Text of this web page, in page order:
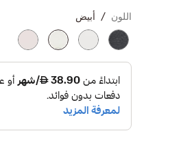
اللون أبيض